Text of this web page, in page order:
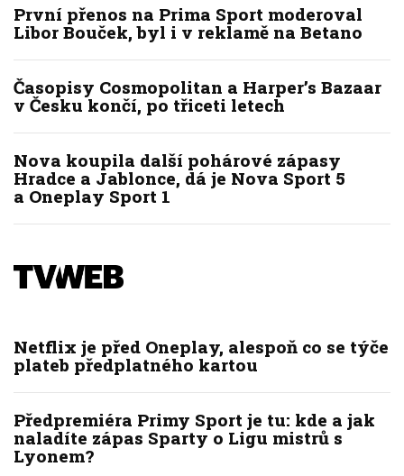
První přenos na Prima Sport moderoval
Libor Bouček, byl i v reklamě na Betano
Časopisy Cosmopolitan a Harper’s Bazaar
v Česku končí, po třiceti letech
Nova koupila další pohárové zápasy
Hradce a Jablonce, dá je Nova Sport 5
a Oneplay Sport 1
Netflix je před Oneplay, alespoň co se týče
plateb předplatného kartou
Předpremiéra Primy Sport je tu: kde a jak
naladíte zápas Sparty o Ligu mistrů s
Lyonem?